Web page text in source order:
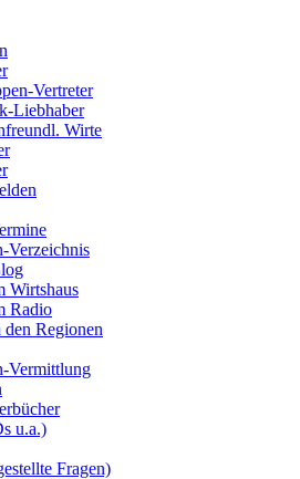
Vertreter
Liebhaber
Wirte
Verzeichnis
Wirtshaus
Radio
Regionen
Vermittlung
u.a.)
Fragen)